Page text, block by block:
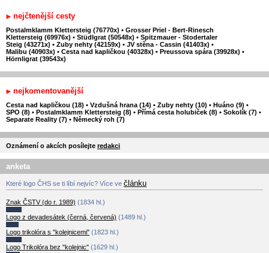
nejčtenější cesty
Postalmklamm Klettersteig (76770x) • Grosser Priel - Bert-Rinesch
Klettersteig (69976x) • Stüdlgrat (50548x) • Spitzmauer - Stodertaler
Steig (43271x) • Zuby nehty (42159x) • JV stěna - Cassin (41403x) •
Malibu (40903x) • Cesta nad kapličkou (40328x) • Preussova spára (39928x) •
Hörnligrat (39543x)
nejkomentovanější
Cesta nad kapličkou (18) • Vzdušná hrana (14) • Zuby nehty (10) • Huáno (9) •
SPO (8) • Postalmklamm Klettersteig (8) • Přímá cesta holubiček (8) • Sokolík (7) •
Separate Reality (7) • Německý roh (7)
Oznámení o akcích posílejte redakci
anketa
Které logo ČHS se ti líbí nejvíc? Více ve článku
Znak ČSTV (do r. 1989) (1834 hl.)
Logo z devadesátek (černá, červená) (1489 hl.)
Logo trikolóra s "kolejnicemi" (1823 hl.)
Logo Trikolóra bez "kolejnic" (1629 hl.)